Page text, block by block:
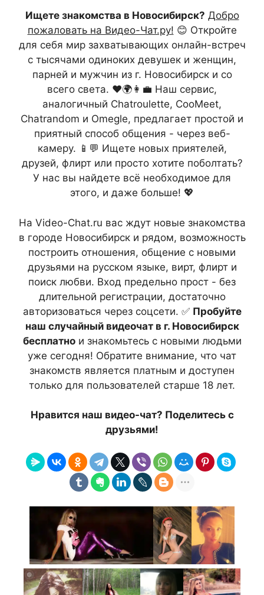
Ищете знакомства в Новосибирск? Добро
пожаловать на Видео-Чат.ру! 😊 Откройте
для себя мир захватывающих онлайн-встреч
с тысячами одиноких девушек и женщин,
парней и мужчин из г. Новосибирск и со
всего света. ❤️🌍👩‍💼 Наш сервис,
аналогичный Chatroulette, CooMeet,
Chatrandom и Omegle, предлагает простой и
приятный способ общения - через веб-
камеру. 📱💬 Ищете новых приятелей,
друзей, флирт или просто хотите поболтать?
У нас вы найдете всё необходимое для
этого, и даже больше! 💖
На Video-Chat.ru вас ждут новые знакомства
в городе Новосибирск и рядом, возможность
построить отношения, общение с новыми
друзьями на русском языке, вирт, флирт и
поиск любви. Вход предельно прост - без
длительной регистрации, достаточно
авторизоваться через соцсети. ✅ Пробуйте
наш случайный видеочат в г. Новосибирск
бесплатнои знакомьтесь с новыми людьми
уже сегодня! Обратите внимание, что чат
знакомств является платным и доступен
только для пользователей старше 18 лет.
Нравится наш видео-чат? Поделитесь с
друзьями!